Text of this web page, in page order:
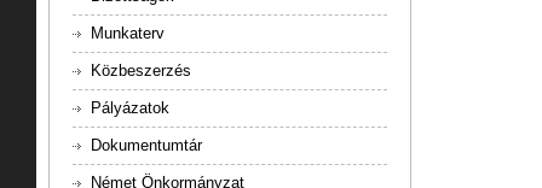
Munkaterv
Közbeszerzés
Pályázatok
Dokumentumtár
Német Önkormányzat